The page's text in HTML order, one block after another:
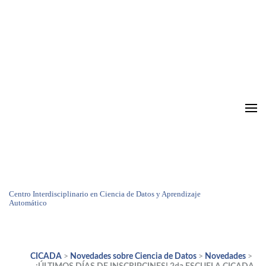
Centro Interdisciplinario en Ciencia de Datos y Aprendizaje
Automático
CICADA > Novedades sobre Ciencia de Datos > Novedades >